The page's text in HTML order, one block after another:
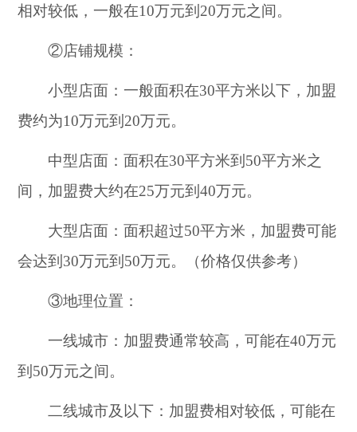
相对较低，一般在10万元到20万元之间。
②店铺规模：
小型店面：一般面积在30平方米以下，加盟
费约为10万元到20万元。
中型店面：面积在30平方米到50平方米之
间，加盟费大约在25万元到40万元。
大型店面：面积超过50平方米，加盟费可能
会达到30万元到50万元。（价格仅供参考）
③地理位置：
一线城市：加盟费通常较高，可能在40万元
到50万元之间。
二线城市及以下：加盟费相对较低，可能在